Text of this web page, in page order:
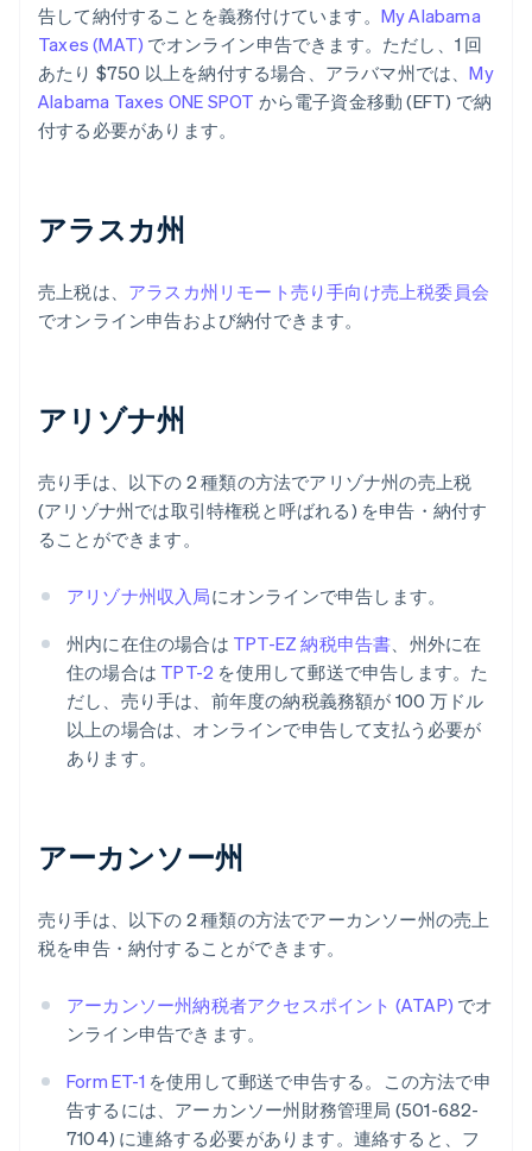
告して納付することを義務付けています。 My Alabama
Taxes (MAT) でオンライン申告できます。ただし、1 回
あたり $750 以上を納付する場合、アラバマ州では、My
Alabama Taxes ONE SPOT から電子資金移動 (EFT) で納
付する必要があります。
アラスカ州
売上税は、 アラスカ州リモート売り手向け売上税委員会
でオンライン申告および納付できます。
アリゾナ州
売り手は、以下の 2 種類の方法でアリゾナ州の売上税
(アリゾナ州では取引特権税と呼ばれる) を申告・納付す
ることができます。
アリゾナ州収入局にオンラインで申告します。
州内に在住の場合は TPT-EZ 納税申告書 、州外に在
住の場合は TPT-2 を使用して郵送で申告します。た
だし、売り手は、前年度の納税義務額が 100 万ドル
以上の場合は、オンラインで申告して支払う必要が
あります。
アーカンソー州
売り手は、以下の 2 種類の方法でアーカンソー州の売上
税を申告・納付することができます。
アーカンソー州納税者アクセスポイント (ATAP) でオ
ンライン申告できます。
Form ET-1 を使用して郵送で申告する。この方法で申
告するには、アーカンソー州財務管理局 (501-682-
7104) に連絡する必要があります。連絡すると、フ